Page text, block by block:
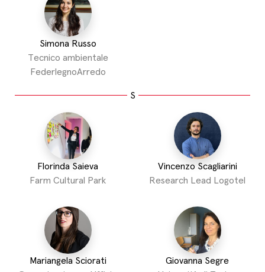
Simona Russo
Tecnico ambientale
FederlegnoArredo
S
Florinda Saieva
Farm Cultural Park
Vincenzo Scagliarini
Research Lead Logotel
Mariangela Sciorati
Giovanna Segre